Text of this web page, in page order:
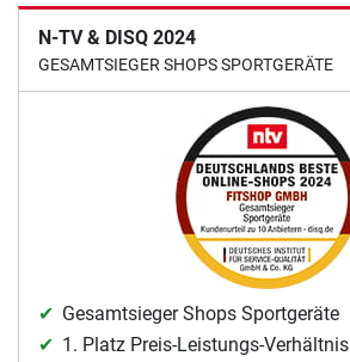
N-TV & DISQ 2024
GESAMTSIEGER SHOPS SPORTGERÄTE
Gesamtsieger Shops Sportgeräte
1. Platz Preis-Leistungs-Verhältnis